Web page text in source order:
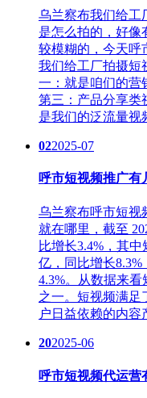
乌兰察布我们给工
是怎么拍的，好像
较模糊的，今天呼
我们给工厂拍摄短
一：就是咱们的营
第三：产品分享类
是我们的泛流量视
022025-07
呼市短视频推广有
乌兰察布呼市短视
就在哪里，截至
比增长3.4%，其
亿，同比增长8.3%
4.3%。从数据来
之一。‌短视频满足
户日益依赖的内容
202025-06
呼市短视频代运营